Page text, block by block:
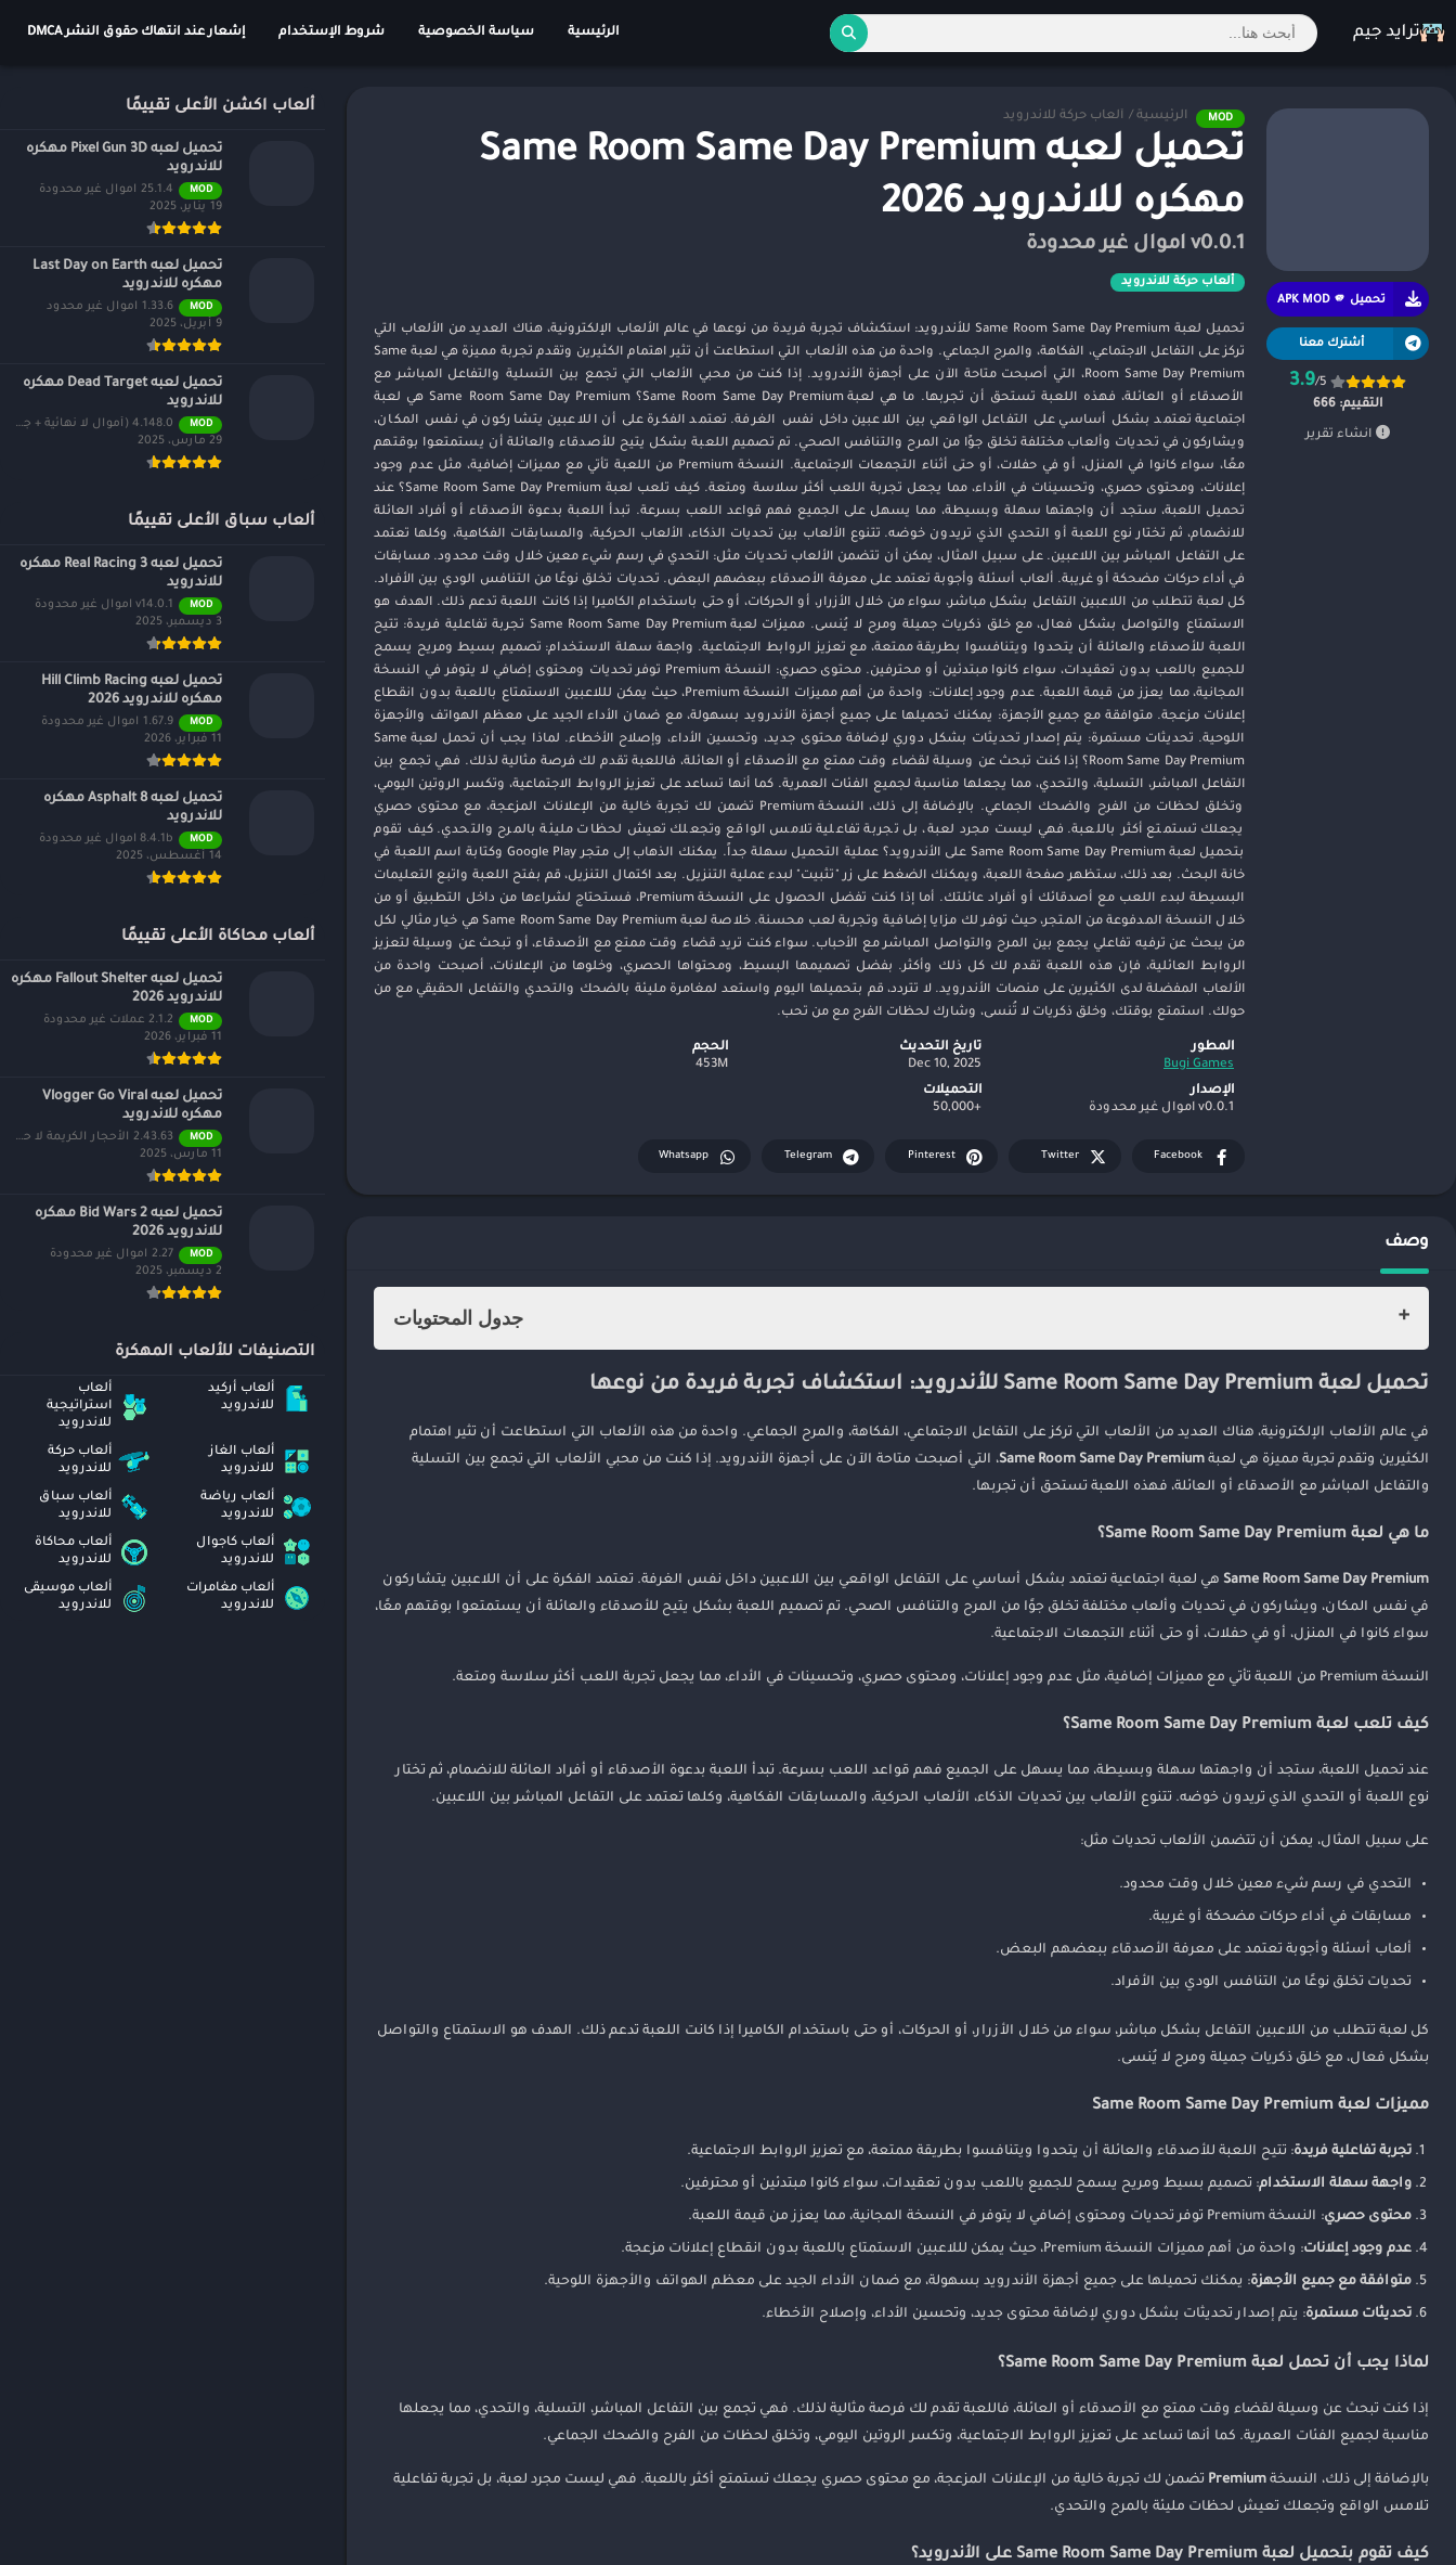
الرئيسية سياسة الخصوصية شروط الإستخدام إشعار عند انتهاك حقوق النشر DMCA
MOD الرئيسية / ألعاب حركة للاندرويد
تحميل لعبه Same Room Same Day Premium
مهكره للاندرويد 2026
v0.0.1 اموال غير محدودة
ألعاب حركة للاندرويد
تحميل لعبة Same Room Same Day Premium للأندرويد: استكشاف تجربة فريدة من نوعها في عالم الألعاب الإلكترونية، هناك العديد من الألعاب التي
تركز على التفاعل الاجتماعي، الفكاهة، والمرح الجماعي. واحدة من هذه الألعاب التي استطاعت أن تثير اهتمام الكثيرين وتقدم تجربة مميزة هي لعبة Same
Room Same Day Premium، التي أصبحت متاحة الآن على أجهزة الأندرويد. إذا كنت من محبي الألعاب التي تجمع بين التسلية والتفاعل المباشر مع
الأصدقاء أو العائلة، فهذه اللعبة تستحق أن تجربها. ما هي لعبة Same Room Same Day Premium؟ Same Room Same Day Premium هي لعبة
اجتماعية تعتمد بشكل أساسي على التفاعل الواقعي بين اللاعبين داخل نفس الغرفة. تعتمد الفكرة على أن اللاعبين يتشاركون في نفس المكان،
ويشاركون في تحديات وألعاب مختلفة تخلق جوًا من المرح والتنافس الصحي. تم تصميم اللعبة بشكل يتيح للأصدقاء والعائلة أن يستمتعوا بوقتهم
معًا، سواء كانوا في المنزل، أو في حفلات، أو حتى أثناء التجمعات الاجتماعية. النسخة Premium من اللعبة تأتي مع مميزات إضافية، مثل عدم وجود
إعلانات، ومحتوى حصري، وتحسينات في الأداء، مما يجعل تجربة اللعب أكثر سلاسة ومتعة. كيف تلعب لعبة Same Room Same Day Premium؟ عند
تحميل اللعبة، ستجد أن واجهتها سهلة وبسيطة، مما يسهل على الجميع فهم قواعد اللعب بسرعة. تبدأ اللعبة بدعوة الأصدقاء أو أفراد العائلة
للانضمام، ثم تختار نوع اللعبة أو التحدي الذي تريدون خوضه. تتنوع الألعاب بين تحديات الذكاء، الألعاب الحركية، والمسابقات الفكاهية، وكلها تعتمد
على التفاعل المباشر بين اللاعبين. على سبيل المثال، يمكن أن تتضمن الألعاب تحديات مثل: التحدي في رسم شيء معين خلال وقت محدود. مسابقات
في أداء حركات مضحكة أو غريبة. ألعاب أسئلة وأجوبة تعتمد على معرفة الأصدقاء ببعضهم البعض. تحديات تخلق نوعًا من التنافس الودي بين الأفراد.
كل لعبة تتطلب من اللاعبين التفاعل بشكل مباشر، سواء من خلال الأزرار، أو الحركات، أو حتى باستخدام الكاميرا إذا كانت اللعبة تدعم ذلك. الهدف هو
الاستمتاع والتواصل بشكل فعال، مع خلق ذكريات جميلة ومرح لا يُنسى. مميزات لعبة Same Room Same Day Premium تجربة تفاعلية فريدة: تتيح
اللعبة للأصدقاء والعائلة أن يتحدوا ويتنافسوا بطريقة ممتعة، مع تعزيز الروابط الاجتماعية. واجهة سهلة الاستخدام: تصميم بسيط ومريح يسمح
للجميع باللعب بدون تعقيدات، سواء كانوا مبتدئين أو محترفين. محتوى حصري: النسخة Premium توفر تحديات ومحتوى إضافي لا يتوفر في النسخة
المجانية، مما يعزز من قيمة اللعبة. عدم وجود إعلانات: واحدة من أهم مميزات النسخة Premium، حيث يمكن لللاعبين الاستمتاع باللعبة بدون انقطاع
إعلانات مزعجة. متوافقة مع جميع الأجهزة: يمكنك تحميلها على جميع أجهزة الأندرويد بسهولة، مع ضمان الأداء الجيد على معظم الهواتف والأجهزة
اللوحية. تحديثات مستمرة: يتم إصدار تحديثات بشكل دوري لإضافة محتوى جديد، وتحسين الأداء، وإصلاح الأخطاء. لماذا يجب أن تحمل لعبة Same
Room Same Day Premium؟ إذا كنت تبحث عن وسيلة لقضاء وقت ممتع مع الأصدقاء أو العائلة، فاللعبة تقدم لك فرصة مثالية لذلك. فهي تجمع بين
التفاعل المباشر، التسلية، والتحدي، مما يجعلها مناسبة لجميع الفئات العمرية. كما أنها تساعد على تعزيز الروابط الاجتماعية، وتكسر الروتين اليومي،
وتخلق لحظات من الفرح والضحك الجماعي. بالإضافة إلى ذلك، النسخة Premium تضمن لك تجربة خالية من الإعلانات المزعجة، مع محتوى حصري
يجعلك تستمتع أكثر باللعبة. فهي ليست مجرد لعبة، بل تجربة تفاعلية تلامس الواقع وتجعلك تعيش لحظات مليئة بالمرح والتحدي. كيف تقوم
بتحميل لعبة Same Room Same Day Premium على الأندرويد؟ عملية التحميل سهلة جداً. يمكنك الذهاب إلى متجر Google Play وكتابة اسم اللعبة في
خانة البحث. بعد ذلك، ستظهر صفحة اللعبة، ويمكنك الضغط على زر "تثبيت" لبدء عملية التنزيل. بعد اكتمال التنزيل، قم بفتح اللعبة واتبع التعليمات
البسيطة لبدء اللعب مع أصدقائك أو أفراد عائلتك. أما إذا كنت تفضل الحصول على النسخة Premium، فستحتاج لشراءها من داخل التطبيق أو من
خلال النسخة المدفوعة من المتجر، حيث توفر لك مزايا إضافية وتجربة لعب محسنة. خلاصة لعبة Same Room Same Day Premium هي خيار مثالي لكل
من يبحث عن ترفيه تفاعلي يجمع بين المرح والتواصل المباشر مع الأحباب. سواء كنت تريد قضاء وقت ممتع مع الأصدقاء، أو تبحث عن وسيلة لتعزيز
الروابط العائلية، فإن هذه اللعبة تقدم لك كل ذلك وأكثر. بفضل تصميمها البسيط، ومحتواها الحصري، وخلوها من الإعلانات، أصبحت واحدة من
الألعاب المفضلة لدى الكثيرين على منصات الأندرويد. لا تتردد، قم بتحميلها اليوم واستعد لمغامرة مليئة بالضحك والتحدي والتفاعل الحقيقي مع من
حولك. استمتع بوقتك، وخلق ذكريات لا تُنسى، وشارك لحظات الفرح مع من تحب.
تحميل APK MOD 🫵
أشترك معنا
3.9/5
التقييم: 666
انشاء تقرير
المطور
Bugi Games
تاريخ التحديث
Dec 10, 2025
الحجم
453M
الإصدار
v0.0.1 اموال غير محدودة
التحميلات
+50,000
Facebook
Twitter
Pinterest
Telegram
Whatsapp
وصف
جدول المحتويات
ما هي لعبة Same Room Same Day Premium؟
كيف تلعب لعبة Same Room Same Day Premium؟
مميزات لعبة Same Room Same Day Premium
لماذا يجب أن تحمل لعبة Same Room Same Day Premium؟
خلاصة
تحميل لعبة Same Room Same Day Premium للأندرويد: استكشاف تجربة فريدة من نوعها
في عالم الألعاب الإلكترونية، هناك العديد من الألعاب التي تركز على التفاعل الاجتماعي، الفكاهة، والمرح الجماعي. واحدة من هذه الألعاب التي استطاعت أن تثير اهتمام
الكثيرين وتقدم تجربة مميزة هي لعبة Same Room Same Day Premium، التي أصبحت متاحة الآن على أجهزة الأندرويد. إذا كنت من محبي الألعاب التي تجمع بين التسلية
والتفاعل المباشر مع الأصدقاء أو العائلة، فهذه اللعبة تستحق أن تجربها.
ما هي لعبة Same Room Same Day Premium؟
Same Room Same Day Premium هي لعبة اجتماعية تعتمد بشكل أساسي على التفاعل الواقعي بين اللاعبين داخل نفس الغرفة. تعتمد الفكرة على أن اللاعبين يتشاركون
في نفس المكان، ويشاركون في تحديات وألعاب مختلفة تخلق جوًا من المرح والتنافس الصحي. تم تصميم اللعبة بشكل يتيح للأصدقاء والعائلة أن يستمتعوا بوقتهم معًا،
سواء كانوا في المنزل، أو في حفلات، أو حتى أثناء التجمعات الاجتماعية.
النسخة Premium من اللعبة تأتي مع مميزات إضافية، مثل عدم وجود إعلانات، ومحتوى حصري، وتحسينات في الأداء، مما يجعل تجربة اللعب أكثر سلاسة ومتعة.
كيف تلعب لعبة Same Room Same Day Premium؟
عند تحميل اللعبة، ستجد أن واجهتها سهلة وبسيطة، مما يسهل على الجميع فهم قواعد اللعب بسرعة. تبدأ اللعبة بدعوة الأصدقاء أو أفراد العائلة للانضمام، ثم تختار
نوع اللعبة أو التحدي الذي تريدون خوضه. تتنوع الألعاب بين تحديات الذكاء، الألعاب الحركية، والمسابقات الفكاهية، وكلها تعتمد على التفاعل المباشر بين اللاعبين.
على سبيل المثال، يمكن أن تتضمن الألعاب تحديات مثل:
التحدي في رسم شيء معين خلال وقت محدود.
مسابقات في أداء حركات مضحكة أو غريبة.
ألعاب أسئلة وأجوبة تعتمد على معرفة الأصدقاء ببعضهم البعض.
تحديات تخلق نوعًا من التنافس الودي بين الأفراد.
كل لعبة تتطلب من اللاعبين التفاعل بشكل مباشر، سواء من خلال الأزرار، أو الحركات، أو حتى باستخدام الكاميرا إذا كانت اللعبة تدعم ذلك. الهدف هو الاستمتاع والتواصل
بشكل فعال، مع خلق ذكريات جميلة ومرح لا يُنسى.
مميزات لعبة Same Room Same Day Premium
تجربة تفاعلية فريدة: تتيح اللعبة للأصدقاء والعائلة أن يتحدوا ويتنافسوا بطريقة ممتعة، مع تعزيز الروابط الاجتماعية.
واجهة سهلة الاستخدام: تصميم بسيط ومريح يسمح للجميع باللعب بدون تعقيدات، سواء كانوا مبتدئين أو محترفين.
محتوى حصري: النسخة Premium توفر تحديات ومحتوى إضافي لا يتوفر في النسخة المجانية، مما يعزز من قيمة اللعبة.
عدم وجود إعلانات: واحدة من أهم مميزات النسخة Premium، حيث يمكن لللاعبين الاستمتاع باللعبة بدون انقطاع إعلانات مزعجة.
متوافقة مع جميع الأجهزة: يمكنك تحميلها على جميع أجهزة الأندرويد بسهولة، مع ضمان الأداء الجيد على معظم الهواتف والأجهزة اللوحية.
تحديثات مستمرة: يتم إصدار تحديثات بشكل دوري لإضافة محتوى جديد، وتحسين الأداء، وإصلاح الأخطاء.
لماذا يجب أن تحمل لعبة Same Room Same Day Premium؟
إذا كنت تبحث عن وسيلة لقضاء وقت ممتع مع الأصدقاء أو العائلة، فاللعبة تقدم لك فرصة مثالية لذلك. فهي تجمع بين التفاعل المباشر، التسلية، والتحدي، مما يجعلها
مناسبة لجميع الفئات العمرية. كما أنها تساعد على تعزيز الروابط الاجتماعية، وتكسر الروتين اليومي، وتخلق لحظات من الفرح والضحك الجماعي.
بالإضافة إلى ذلك، النسخة Premium تضمن لك تجربة خالية من الإعلانات المزعجة، مع محتوى حصري يجعلك تستمتع أكثر باللعبة. فهي ليست مجرد لعبة، بل تجربة تفاعلية
تلامس الواقع وتجعلك تعيش لحظات مليئة بالمرح والتحدي.
كيف تقوم بتحميل لعبة Same Room Same Day Premium على الأندرويد؟
ألعاب اكشن الأعلى تقييمًا
تحميل لعبه Pixel Gun 3D مهكره
للاندرويد
MOD
25.1.4 اموال غير محدودة
19 يناير، 2025
تحميل لعبه Last Day on Earth
مهكره للاندرويد
MOD
1.33.6 اموال غير محدود
9 أبريل، 2025
تحميل لعبه Dead Target مهكره
للاندرويد
MOD
4.148.0 (أموال لا نهائية + جميع المستويات)
29 مارس، 2025
ألعاب سباق الأعلى تقييمًا
تحميل لعبه Real Racing 3 مهكره
للاندرويد
MOD
v14.0.1 اموال غير محدودة
3 ديسمبر، 2025
تحميل لعبه Hill Climb Racing
مهكره للاندرويد 2026
MOD
1.67.9 اموال غير محدودة
11 فبراير، 2026
تحميل لعبه Asphalt 8 مهكره
للاندرويد
MOD
8.4.1b اموال غير محدودة
14 أغسطس، 2025
ألعاب محاكاة الأعلى تقييمًا
تحميل لعبه Fallout Shelter مهكره
للاندرويد 2026
MOD
2.1.2 عملات غير محدودة
11 فبراير، 2026
تحميل لعبه Vlogger Go Viral
مهكره للاندرويد
MOD
2.43.63 الأحجار الكريمة لا حصر لها
11 مارس، 2025
تحميل لعبه Bid Wars 2 مهكره
للاندرويد 2026
MOD
2.27 اموال غير محدودة
2 ديسمبر، 2025
التصنيفات للألعاب المهكرة
ألعاب أركيد
للاندرويد
ألعاب
استراتيجية
للاندرويد
ألعاب الغاز
للاندرويد
ألعاب حركة
للاندرويد
ألعاب رياضة
للاندرويد
ألعاب سباق
للاندرويد
ألعاب كاجوال
للاندرويد
ألعاب محاكاة
للاندرويد
ألعاب مغامرات
للاندرويد
ألعاب موسيقى
للاندرويد